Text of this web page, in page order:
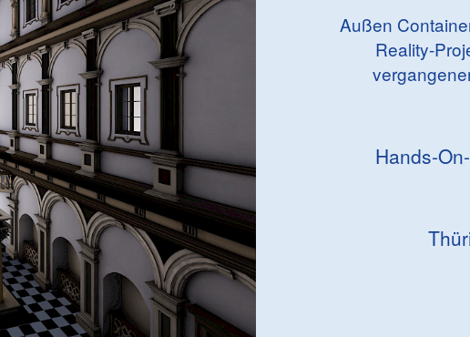
Außen
Reality-
Hands-